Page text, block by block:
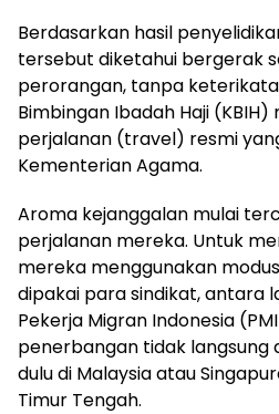
Berdasarkan hasil
tersebut diketahui bergerak
perorangan, tanpa
Bimbingan Ibadah Haji
perjalanan (travel) resmi
Kementerian Agama.
Aroma kejanggalan mulai
perjalanan mereka. Untuk
mereka menggunakan
dipakai para sindikat, antara
Pekerja Migran Indonesia
penerbangan tidak
dulu di Malaysia atau
Timur Tengah.